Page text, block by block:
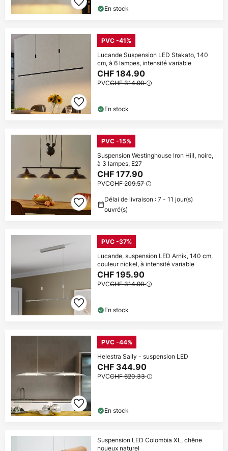
En stock
PVC -41%
Lucande Suspension LED Stakato, 140
cm, à 6 lampes, intensité variable
CHF 184.90
PVCCHF 314.90
En stock
PVC -15%
Suspension Westinghouse Iron Hill, noire,
à 3 lampes, E27
CHF 177.90
PVCCHF 209.57
Délai de livraison : 7 - 11 jour(s)
ouvré(s)
PVC -37%
Lucande, suspension LED Arnik, 140 cm,
couleur nickel, à intensité variable
CHF 195.90
PVCCHF 314.90
En stock
PVC -44%
Helestra Sally - suspension LED
CHF 344.90
PVCCHF 620.33
En stock
Suspension LED Colombia XL, chêne
noueux naturel